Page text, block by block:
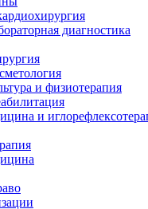
диагностика
и физиотерапия
и